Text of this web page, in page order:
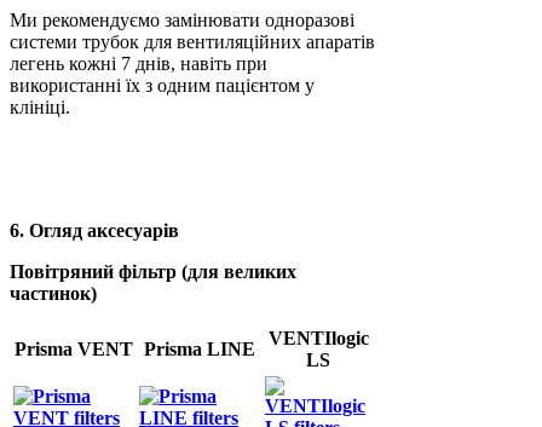
Ми рекомендуємо замінювати одноразові
системи трубок для вентиляційних апаратів
легень кожні 7 днів, навіть при
використанні їх з одним пацієнтом у
клініці.
6. Огляд аксесуарів
Повітряний фільтр (для великих
частинок)
Prisma VENT Prisma LINE
VENTIlogic
LS